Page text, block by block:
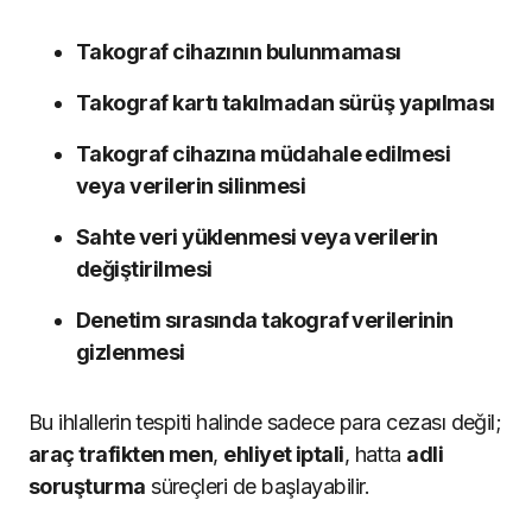
Takograf cihazının bulunmaması
Takograf kartı takılmadan sürüş yapılması
Takograf cihazına müdahale edilmesi
veya verilerin silinmesi
Sahte veri yüklenmesi veya verilerin
değiştirilmesi
Denetim sırasında takograf verilerinin
gizlenmesi
Bu ihlallerin tespiti halinde sadece para cezası değil;
araç trafikten men, ehliyet iptali, hatta adli
soruşturma süreçleri de başlayabilir.